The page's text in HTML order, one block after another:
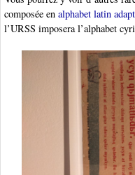
composée en alphabet latin
l’URSS imposera l’alphabet